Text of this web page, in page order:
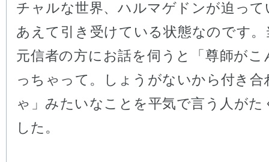
チャルな世界、ハルマゲドンが迫って
あえて引き受けている状態なのです。
元信者の方にお話を伺うと「尊師がこ
っちゃって。しょうがないから付き合
ゃ」みたいなことを平気で言う人がた
した。